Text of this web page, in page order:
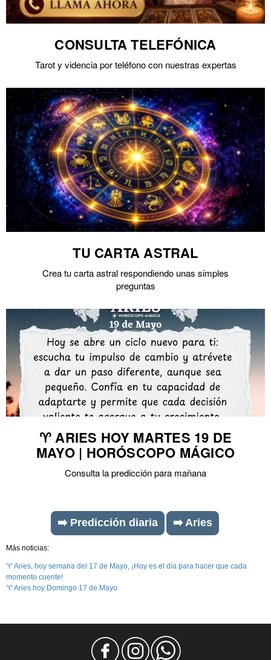
CONSULTA TELEFÓNICA
Tarot y videncia por teléfono con nuestras expertas
TU CARTA ASTRAL
Crea tu carta astral respondiendo unas simples
preguntas
♈ ARIES HOY MARTES 19 DE
MAYO | HORÓSCOPO MÁGICO
Consulta la predicción para mañana
➡️ Predicción diaria ➡️ Aries
Más noticias:
♈ Aries, hoy semana del 17 de Mayo, ¡Hoy es el día para hacer que cada
momento cuente!
♈ Aries hoy Domingo 17 de Mayo